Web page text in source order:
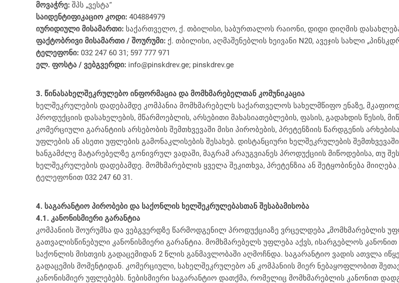
მოვაჭრე: შპს „ვესტა“
საიდენტიფიკაციო კოდი: 404884979
იურიდიული მისამართი: საქართველო, ქ. თბილისი, საბურთალოს რაიონი, დიდი დიღმის დასახლება,
ფაქტობრივი მისამართი / შოურუმი: ქ. თბილისი, აღმაშენებლის ხეივანი N20, ავეჯის სახლი
ტელეფონი: 032 247 60 31; 597 777 971
ელ. ფოსტა / ვებგვერდი: info@pinskdrev.ge; pinskdrev.ge
3. წინასახელშეკრულებო ინფორმაცია და მომხმარებელთან კომუნიკაცია
ხელშეკრულების დადებამდე კომპანია მომხმარებელს საქართველოს სახელმწიფო ენაზე,
პროდუქციის დასახელების, მწარმოებლის, არსებითი მახასიათებლების, ფასის, გადახდის წესის,
კომერციული გარანტიის არსებობის შემთხვევაში მისი პირობების, პრეტენზიის წარდგენის
უფლების ან ასეთი უფლების გამონაკლისების შესახებ. დისტანციური ხელშეკრულების
ხანგამძლე მატარებელზე გონივრულ ვადაში, მაგრამ არაუგვიანეს პროდუქციის მიწოდებისა, თუ
ხელშეკრულების დადებამდე. მომხმარებლის ყველა შეკითხვა, პრეტენზია ან შეტყობინება
ტელეფონით 032 247 60 31.
4. საგარანტიო პირობები და საქონლის ხელშეკრულებასთან შესაბამისობა
4.1. კანონისმიერი გარანტია
კომპანიის შოურუმსა და ვებგვერდზე წარმოდგენილ პროდუქციაზე ვრცელდება „მომხმარებლის
გათვალისწინებული კანონისმიერი გარანტია. მომხმარებელს უფლება აქვს, ისარგებლოს
საქონლის მისთვის გადაცემიდან 2 წლის განმავლობაში აღმოჩნდა. საგარანტიო ვადის ათვლა
გადაცემის მომენტიდან. კომერციული, სახელშეკრულებო ან კომპანიის მიერ ნებაყოფლობით
კანონისმიერ უფლებებს. ნებისმიერი საგარანტიო დათქმა, რომელიც მომხმარებლის კანონით